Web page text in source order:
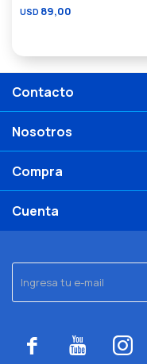
USD 89,00
  
Contacto
Nosotros
Compra
Cuenta